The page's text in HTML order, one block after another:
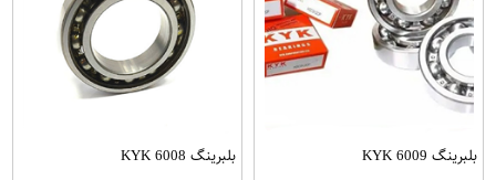
بلبرینگ 6009 KYK بلبرینگ 6008 KYK